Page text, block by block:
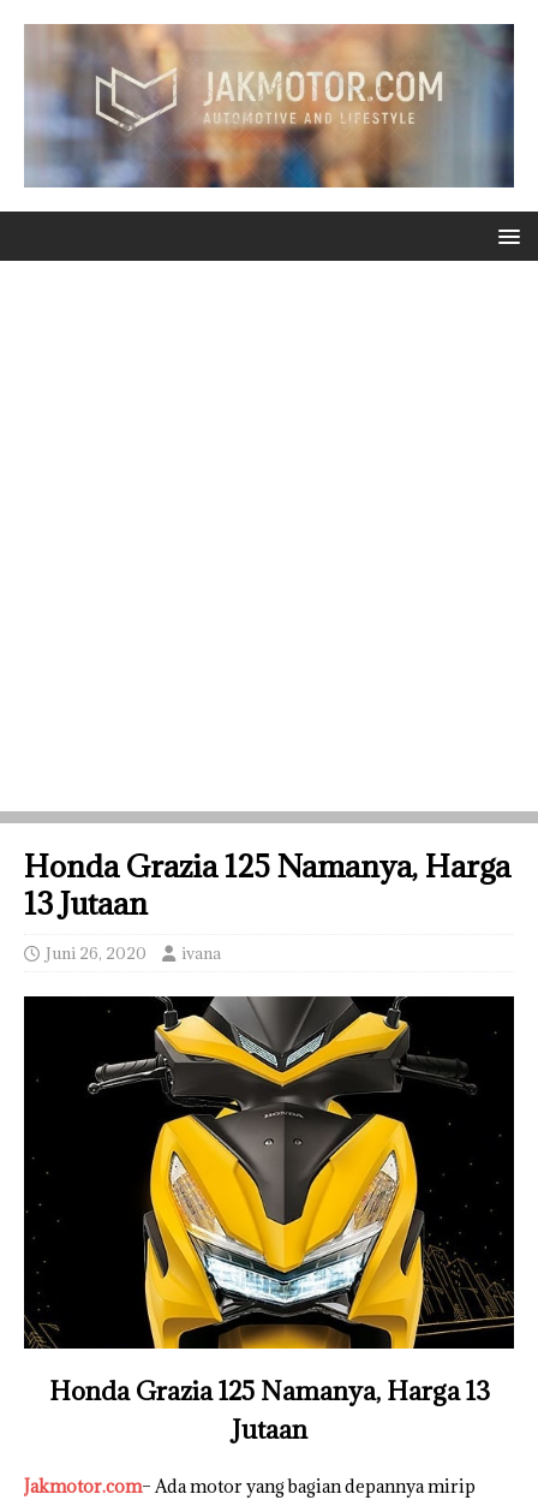
Honda Grazia 125 Namanya, Harga
13 Jutaan
Juni 26, 2020 ivana
Honda Grazia 125 Namanya, Harga 13
Jutaan
Jakmotor.com– Ada motor yang bagian depannya mirip